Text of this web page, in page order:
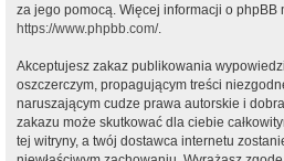
za jego pomocą. Więcej informacji o phpBB
https://www.phpbb.com/.
Akceptujesz zakaz publikowania
oszczerczym, propagującym treści
naruszającym cudze prawa autorskie i
zakazu może skutkować dla ciebie
tej witryny, a twój dostawca internetu